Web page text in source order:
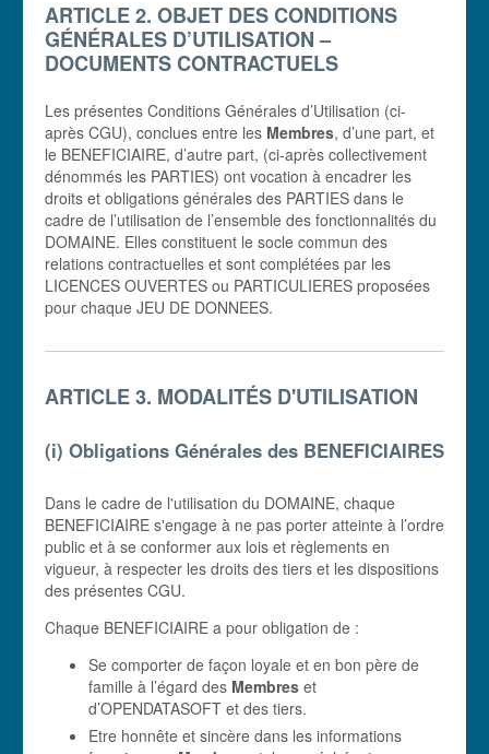
ARTICLE 2. OBJET DES CONDITIONS
GÉNÉRALES D’UTILISATION –
DOCUMENTS CONTRACTUELS
Les présentes Conditions Générales d’Utilisation (ci-
après CGU), conclues entre les Membres, d’une part, et
le BENEFICIAIRE, d’autre part, (ci-après collectivement
dénommés les PARTIES) ont vocation à encadrer les
droits et obligations générales des PARTIES dans le
cadre de l’utilisation de l’ensemble des fonctionnalités du
DOMAINE. Elles constituent le socle commun des
relations contractuelles et sont complétées par les
LICENCES OUVERTES ou PARTICULIERES proposées
pour chaque JEU DE DONNEES.
ARTICLE 3. MODALITÉS D'UTILISATION
(i) Obligations Générales des BENEFICIAIRES
Dans le cadre de l'utilisation du DOMAINE, chaque
BENEFICIAIRE s'engage à ne pas porter atteinte à l’ordre
public et à se conformer aux lois et règlements en
vigueur, à respecter les droits des tiers et les dispositions
des présentes CGU.
Chaque BENEFICIAIRE a pour obligation de :
Se comporter de façon loyale et en bon père de
famille à l’égard des Membres et
d’OPENDATASOFT et des tiers.
Etre honnête et sincère dans les informations